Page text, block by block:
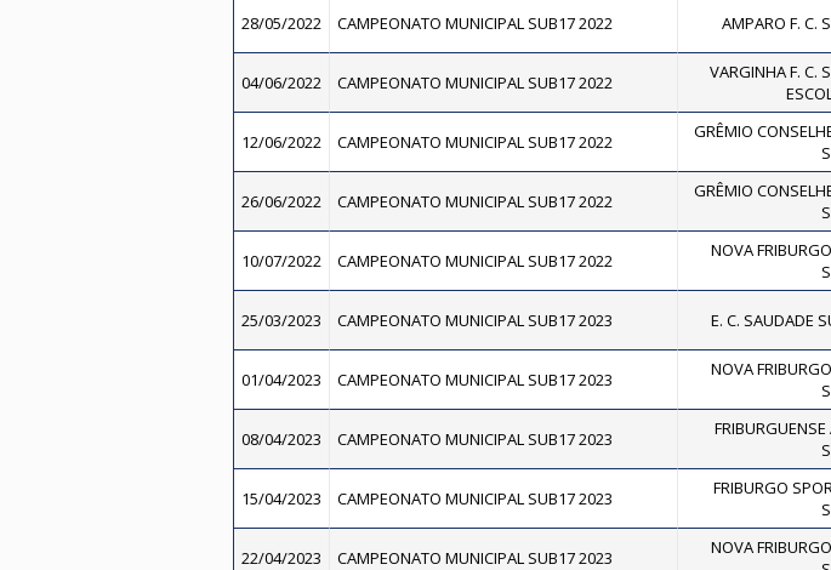
28/05/2022 CAMPEONATO MUNICIPAL SUB17 2022 AMPARO F. C.
04/06/2022 CAMPEONATO MUNICIPAL SUB17 2022
VARGINHA F. C.
12/06/2022 CAMPEONATO MUNICIPAL SUB17 2022
GRÊMIO
26/06/2022 CAMPEONATO MUNICIPAL SUB17 2022
GRÊMIO
10/07/2022 CAMPEONATO MUNICIPAL SUB17 2022
NOVA
25/03/2023 CAMPEONATO MUNICIPAL SUB17 2023 E. C. SAUDADE
01/04/2023 CAMPEONATO MUNICIPAL SUB17 2023
NOVA
08/04/2023 CAMPEONATO MUNICIPAL SUB17 2023
FRIBURGUENSE
15/04/2023 CAMPEONATO MUNICIPAL SUB17 2023
FRIBURGO
22/04/2023 CAMPEONATO MUNICIPAL SUB17 2023
NOVA